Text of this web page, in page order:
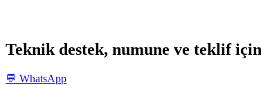
Teknik destek, numune ve teklif
💬 WhatsApp